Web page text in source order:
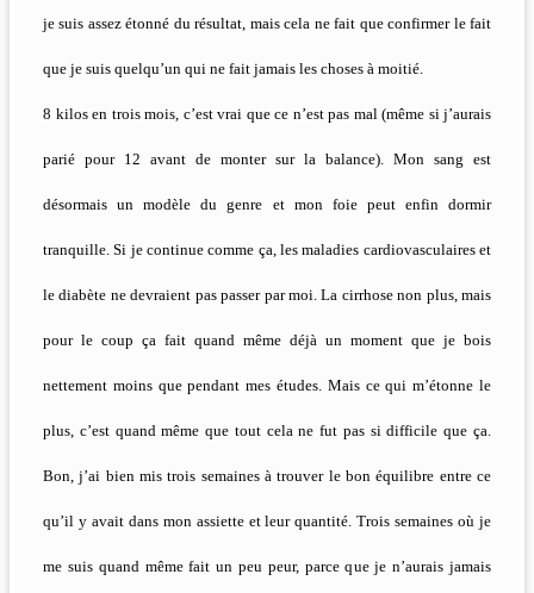
je suis assez étonné du résultat, mais cela ne fait que confirmer le fait
que je suis quelqu’un qui ne fait jamais les choses à moitié.
8 kilos en trois mois, c’est vrai que ce n’est pas mal (même si j’aurais
parié pour 12 avant de monter sur la balance). Mon sang est
désormais un modèle du genre et mon foie peut enfin dormir
tranquille. Si je continue comme ça, les maladies cardiovasculaires et
le diabète ne devraient pas passer par moi. La cirrhose non plus, mais
pour le coup ça fait quand même déjà un moment que je bois
nettement moins que pendant mes études. Mais ce qui m’étonne le
plus, c’est quand même que tout cela ne fut pas si difficile que ça.
Bon, j’ai bien mis trois semaines à trouver le bon équilibre entre ce
qu’il y avait dans mon assiette et leur quantité. Trois semaines où je
me suis quand même fait un peu peur, parce que je n’aurais jamais